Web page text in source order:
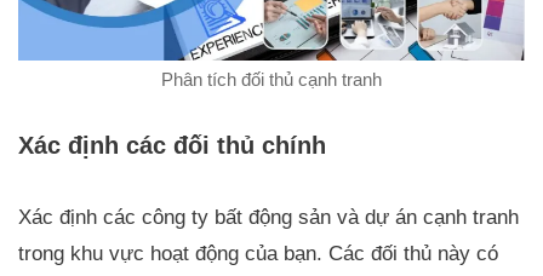
Phân tích đối thủ cạnh tranh
Xác định các đối thủ chính
Xác định các công ty bất động sản và dự án cạnh tranh
trong khu vực hoạt động của bạn. Các đối thủ này có